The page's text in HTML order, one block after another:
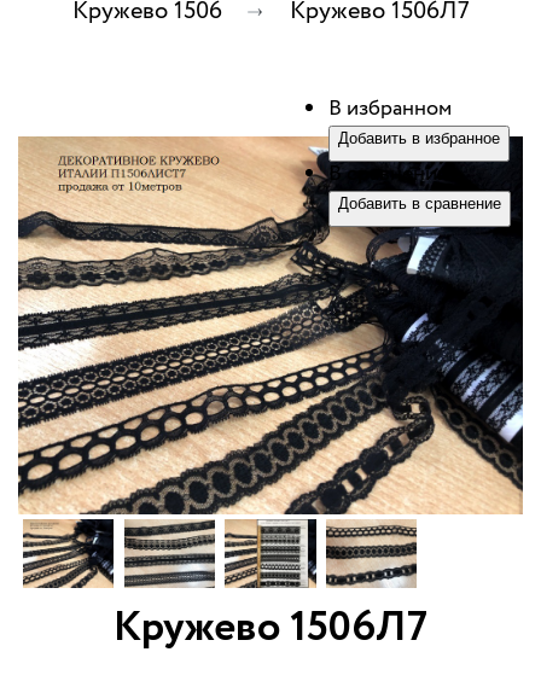
Кружево 1506 Кружево 1506Л7
Кружево 1506Л7
В избранном
Добавить в избранное
В сравнении
Добавить в сравнение